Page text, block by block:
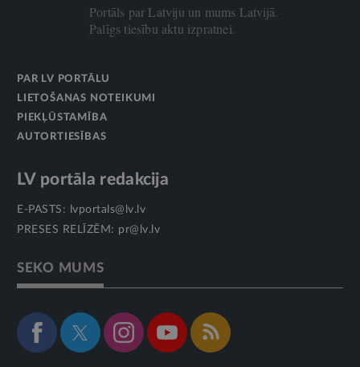
Portāls par Latviju un mums Latvijā.
Palīgs tiesību aktu izpratnei.
PAR LV PORTĀLU
LIETOŠANAS NOTEIKUMI
PIEKĻŪSTAMĪBA
AUTORTIESĪBAS
LV portāla redakcija
E-PASTS:
lvportals@lv.lv
PRESES RELĪZĒM: pr@lv.lv
SEKO MUMS